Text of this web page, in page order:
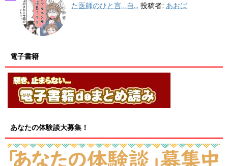
た医師のひと言…自... 投稿者: あおば
電子書籍
あなたの体験談大募集！